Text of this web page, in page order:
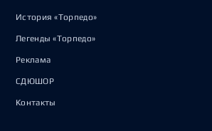
История «Торпедо»
Легенды «Торпедо»
Реклама
СДЮШОР
Контакты